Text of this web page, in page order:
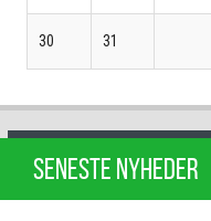
30 31
SENESTE NYHEDER